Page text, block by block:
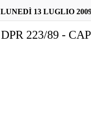
LUNEDÌ 13 LUGLIO
DPR 223/89 -